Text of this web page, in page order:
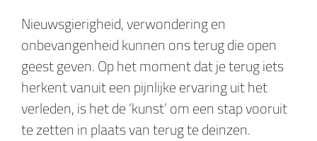
Nieuwsgierigheid, verwondering en
onbevangenheid kunnen ons terug die open
geest geven. Op het moment dat je terug iets
herkent vanuit een pijnlijke ervaring uit het
verleden, is het de ‘kunst’ om een stap vooruit
te zetten in plaats van terug te deinzen.